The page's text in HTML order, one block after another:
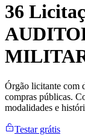
36
Órgão licitante com
compras públicas.
modalidades e
Testar grátis